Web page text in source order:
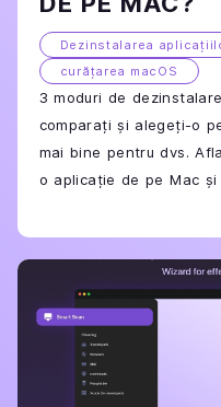
Dezinstalarea
curățarea macOS
3 moduri de
comparați și alegeți-o
mai bine pentru dvs.
o aplicație de pe Mac